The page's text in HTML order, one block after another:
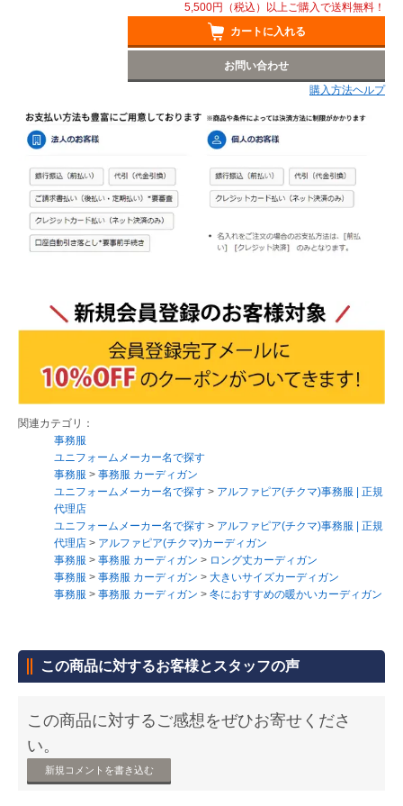
5,500円（税込）以上ご購入で送料無料！
カートに入れる
お問い合わせ
購入方法ヘルプ
関連カテゴリ：
事務服
ユニフォームメーカー名で探す
事務服 > 事務服 カーディガン
ユニフォームメーカー名で探す > アルファピア(チクマ)事務服 | 正規
代理店
ユニフォームメーカー名で探す > アルファピア(チクマ)事務服 | 正規
代理店 > アルファピア(チクマ)カーディガン
事務服 > 事務服 カーディガン > ロング丈カーディガン
事務服 > 事務服 カーディガン > 大きいサイズカーディガン
事務服 > 事務服 カーディガン > 冬におすすめの暖かいカーディガン
この商品に対するお客様とスタッフの声
この商品に対するご感想をぜひお寄せくださ
い。
新規コメントを書き込む